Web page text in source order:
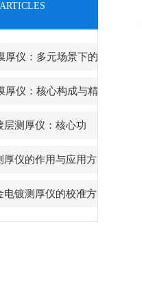
厚仪：多元场景下的
界
厚仪：核心构成与精
技密码
层测厚仪：核心功
用与技术亮点
厚仪的作用与应用方
电镀测厚仪的校准方